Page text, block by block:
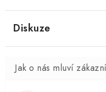
Diskuze